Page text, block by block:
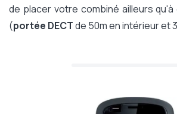
de placer votre combiné ailleurs
(portée DECTde 50m en intérieur et